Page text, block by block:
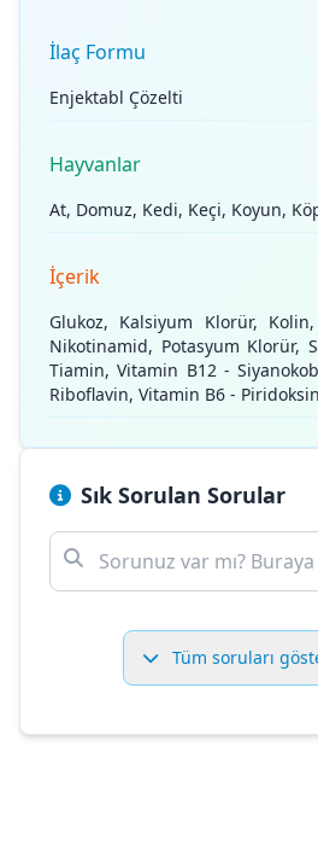
İlaç Formu
Enjektabl Çözelti
Hayvanlar
At, Domuz, Kedi, Keçi, Koyun,
İçerik
Glukoz, Kalsiyum Klorür,
Nikotinamid, Potasyum Klorür,
Tiamin, Vitamin B12 -
Riboflavin, Vitamin B6 -
Sık Sorulan Sorular
Tüm soruları